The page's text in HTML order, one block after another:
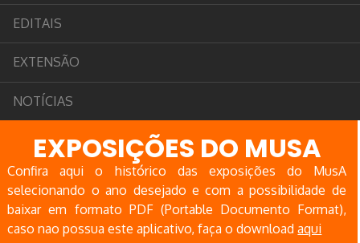
EDITAIS
EXTENSÃO
NOTÍCIAS
EXPOSIÇÕES DO MUSA
Confira aqui o histórico das exposições do MusA
selecionando o ano desejado e com a possibilidade de
baixar em formato PDF (Portable Documento Format),
caso nao possua este aplicativo, faça o downloadaqui